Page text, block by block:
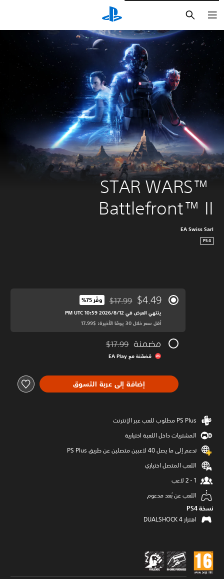
STAR WARS™
Battlefront™ II
EA Swiss Sarl
PS4
$4.49 مخصوم من السعر الأصلي البالغ $17.99‏
$17.99 وفّر 75%‏
ينتهي العرض في 12‏/8‏/2026 10:59 PM UTC‏
أقل سعر خلال 30 يومًا الأخيرة: $17.99‏
مضمنة مخصوم من السعر الأصلي البالغ $17.99‏
$17.99
مُضمّنة مع EA Play‏
إضافة إلى عربة التسوق
المشتريات داخل اللعبة اختيارية
تدعم إلى ما يصل 40 لاعبين متصلين عن طريق PS Plus‏
اللعب المتصل اختياري
اللعب عن بُعد مدعوم
نسخة PS4‏
اهتزاز DUALSHOCK 4‏